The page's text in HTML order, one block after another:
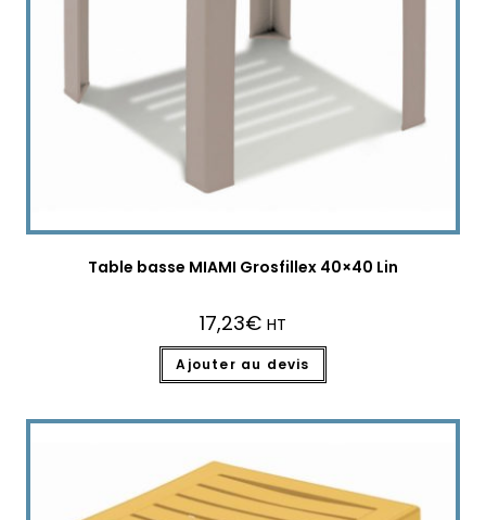
Table basse MIAMI Grosfillex 40×40 Lin
17,23€ HT
Ajouter au devis